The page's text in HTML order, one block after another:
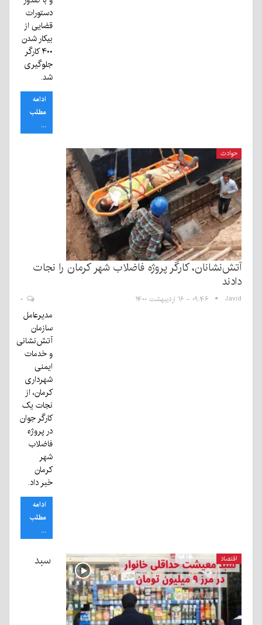
دستورات
قضایی از
بیکار شدن
۴۰۰ کارگر
جلوگیری
شد.
ادامه
مطلب
...
حوادث
آتش‌نشانان، کارگر پروژه فاضلاب شهر کرمان را نجات
دادند
Javid ۰۹:۴۶ - ۱۶ اردیبهشت ۱۴۰۰
مدیرعامل
سازمان
آتش‌نشانی
و خدمات
ایمنی
شهرداری
کرمان، از
نجات یک
کارگر جوان
در پروژه
فاضلاب
شهر
کرمان
خبر داد.
ادامه
مطلب
...
اقتصاد سبد